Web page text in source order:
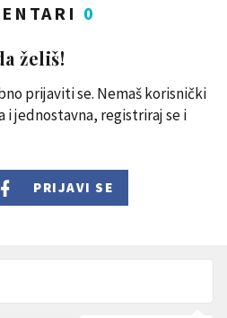
0
želiš!
prijaviti se. Nemaš korisnički
i jednostavna, registriraj se i
PRIJAVI SE